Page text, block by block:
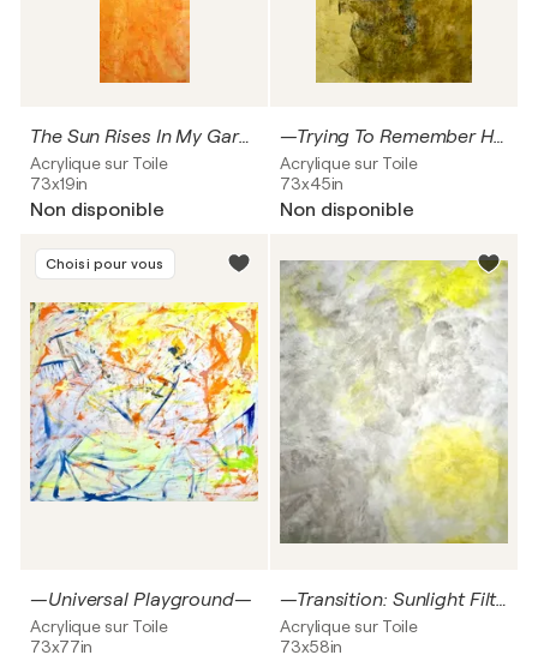
The Sun Rises In My Garden
Acrylique sur Toile
73x19in
Non disponible
—Trying To Remember His Ancestry—
Acrylique sur Toile
73x45in
Non disponible
Choisi pour vous
—Universal Playground—
Acrylique sur Toile
73x77in
—Transition: Sunlight Filtered Through The Fog—
Acrylique sur Toile
73x58in